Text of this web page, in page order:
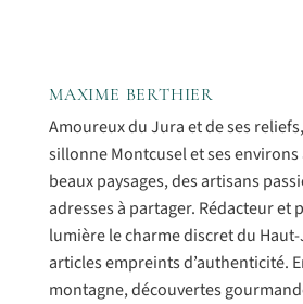
MAXIME BERTHIER
Amoureux du Jura et de ses
sillonne Montcusel et ses
beaux paysages, des artisans
adresses à partager. Rédacteur et
lumière le charme discret du
articles empreints d’authenticité.
montagne, découvertes